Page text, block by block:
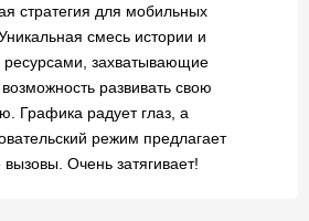
стратегия для мобильных
смесь истории и
ресурсами, захватывающие
развивать свою
Графика радует глаз, а
режим предлагает
Очень затягивает!